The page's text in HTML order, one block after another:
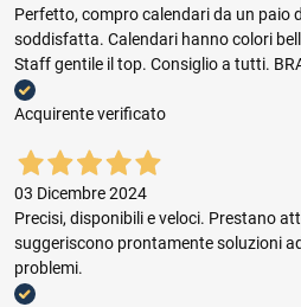
Perfetto, compro calendari da un paio
soddisfatta. Calendari hanno colori
Staff gentile il top. Consiglio a tutti.
Acquirente verificato
03 Dicembre 2024
Precisi, disponibili e veloci. Prestano
suggeriscono prontamente soluzioni
problemi.